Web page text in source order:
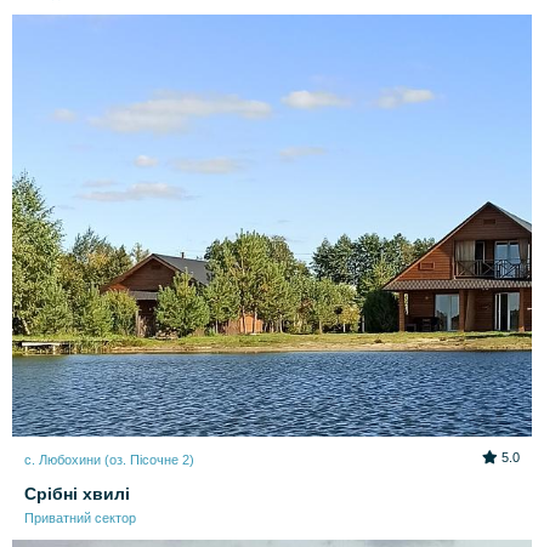
с. Любохини (оз. Пісочне 2) 5.0
Срібні хвилі
Приватний сектор